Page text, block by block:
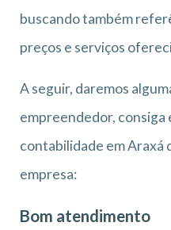
buscando também
preços e serviços
A seguir, daremos
empreendedor,
contabilidade em Araxá
empresa:
Bom atendimento